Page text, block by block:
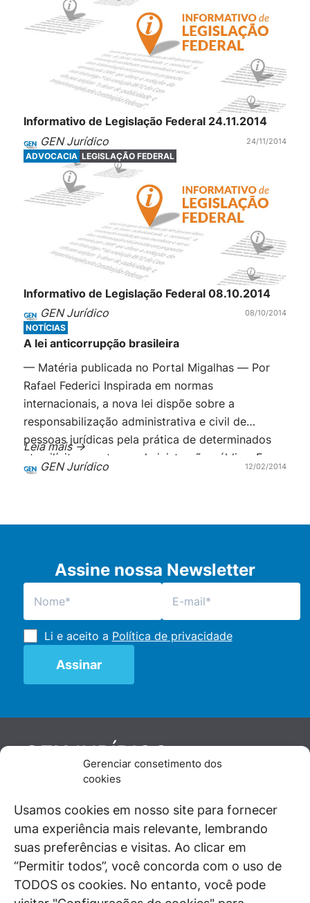
Gerenciar consetimento dos
cookies
Usamos cookies em nosso site para fornecer
uma experiência mais relevante, lembrando
suas preferências e visitas. Ao clicar em
“Permitir todos”, você concorda com o uso de
TODOS os cookies. No entanto, você pode
Informativo de Legislação Federal 24.11.2014
GEN Jurídico
24/11/2014
ADVOCACIA LEGISLAÇÃO FEDERAL
Informativo de Legislação Federal 08.10.2014
GEN Jurídico
08/10/2014
NOTÍCIAS
A lei anticorrupção brasileira
— Matéria publicada no Portal Migalhas — Por
Rafael Federici Inspirada em normas
internacionais, a nova lei dispõe sobre a
responsabilização administrativa e civil de
pessoas jurídicas pela prática de determinados
atos ilícitos contra a administração pública. Em
29 de janeiro de 2014 entrou em vigor a lei
Leia mais ->
GEN Jurídico
12/02/2014
Assine nossa Newsletter
Li e aceito a Política de privacidade
GENJURÍDICO
De maneira independente, os autores e
juristas e doutrinadores nacionais, se posicionam
diante de questões relevantes do cotidiano e
universo jurídico.